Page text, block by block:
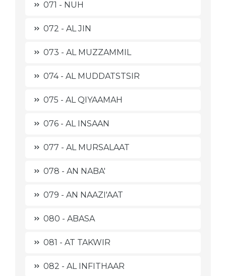
071 - NUH
072 - AL JIN
073 - AL MUZZAMMIL
074 - AL MUDDATSTSIR
075 - AL QIYAAMAH
076 - AL INSAAN
077 - AL MURSALAAT
078 - AN NABA'
079 - AN NAAZI'AAT
080 - ABASA
081 - AT TAKWIR
082 - AL INFITHAAR